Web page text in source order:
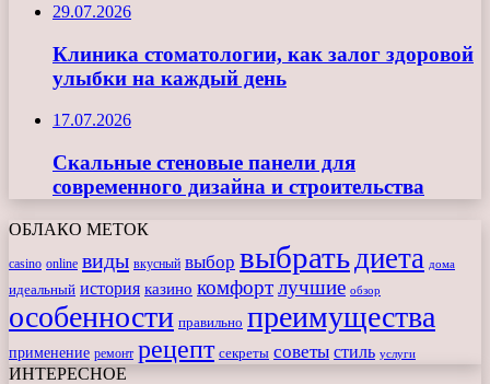
29.07.2026
Клиника стоматологии, как залог здоровой
улыбки на каждый день
17.07.2026
Скальные стеновые панели для
современного дизайна и строительства
ОБЛАКО МЕТОК
casino online виды вкусный выбор выбрать диета дома
идеальный история казино комфортлучшие обзор
особенности правильно преимущества
применение ремонт рецепт секреты советы стиль услуги
ИНТЕРЕСНОЕ